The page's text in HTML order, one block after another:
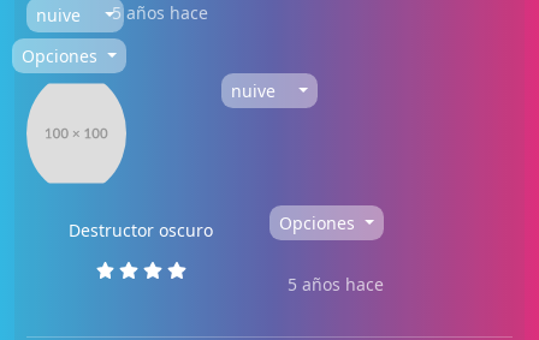
nuive
5 años hace
Opciones
nuive
Destructor oscuro Opciones
5 años hace